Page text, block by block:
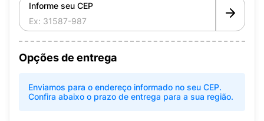
Informe seu CEP
Opções de entrega
Enviamos para o endereço informado no seu CEP.
Confira abaixo o prazo de entrega para a sua região.